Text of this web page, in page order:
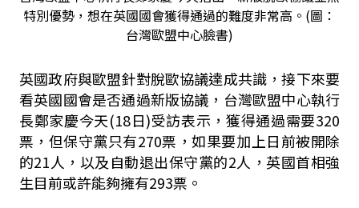
特別優勢，想在英國國會獲得通過的難度非常高。(圖：
台灣歐盟中心臉書)
英國政府與歐盟針對脫歐協議達成共識，接下來要
看英國國會是否通過新版協議，台灣歐盟中心執行
長鄭家慶今天(18日)受訪表示，獲得通過需要320
票，但保守黨只有270票，如果要加上日前被開除
的21人，以及自動退出保守黨的2人，英國首相強
生目前或許能夠擁有293票。